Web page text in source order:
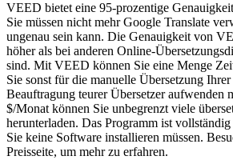
VEED bietet eine 95-prozentige
Sie müssen nicht mehr Google Translate
ungenau sein kann. Die Genauigkeit von
höher als bei anderen Online-
sind. Mit VEED können Sie eine Menge
Sie sonst für die manuelle Übersetzung
Beauftragung teurer Übersetzer aufwenden
$/Monat können Sie unbegrenzt viele
herunterladen. Das Programm ist vollständig
Sie keine Software installieren müssen.
Preisseite, um mehr zu erfahren.